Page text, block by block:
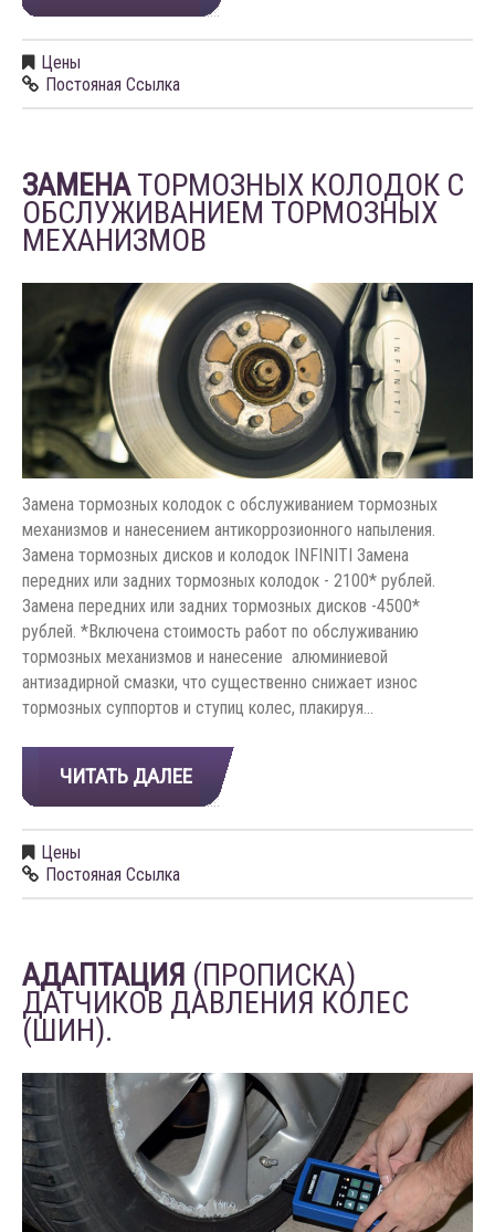
Цены
Постояная Ссылка
ЗАМЕНАТОРМОЗНЫХ КОЛОДОК С
ОБСЛУЖИВАНИЕМ ТОРМОЗНЫХ
МЕХАНИЗМОВ
Замена тормозных колодок с обслуживанием тормозных
механизмов и нанесением антикоррозионного напыления.
Замена тормозных дисков и колодок INFINITI Замена
передних или задних тормозных колодок - 2100* рублей.
Замена передних или задних тормозных дисков -4500*
рублей. *Включена стоимость работ по обслуживанию
тормозных механизмов и нанесение алюминиевой
антизадирной смазки, что существенно снижает износ
тормозных суппортов и ступиц колес, плакируя…
ЧИТАТЬ ДАЛЕЕ
Цены
Постояная Ссылка
АДАПТАЦИЯ (ПРОПИСКА)
ДАТЧИКОВ ДАВЛЕНИЯ КОЛЕС
(ШИН).